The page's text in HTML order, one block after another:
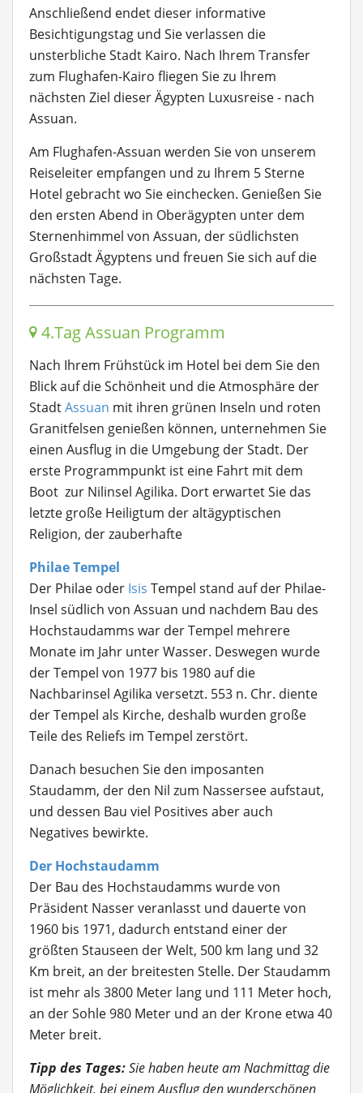
Anschließend endet dieser informative
Besichtigungstag und Sie verlassen die
unsterbliche Stadt Kairo. Nach Ihrem Transfer
zum Flughafen-Kairo fliegen Sie zu Ihrem
nächsten Ziel dieser Ägypten Luxusreise - nach
Assuan.
Am Flughafen-Assuan werden Sie von unserem
Reiseleiter empfangen und zu Ihrem 5 Sterne
Hotel gebracht wo Sie einchecken. Genießen Sie
den ersten Abend in Oberägypten unter dem
Sternenhimmel von Assuan, der südlichsten
Großstadt Ägyptens und freuen Sie sich auf die
nächsten Tage.
4.Tag Assuan Programm
Nach Ihrem Frühstück im Hotel bei dem Sie den
Blick auf die Schönheit und die Atmosphäre der
StadtAssuan mit ihren grünen Inseln und roten
Granitfelsen genießen können, unternehmen Sie
einen Ausflug in die Umgebung der Stadt. Der
erste Programmpunkt ist eine Fahrt mit dem
Boot zur Nilinsel Agilika. Dort erwartet Sie das
letzte große Heiligtum der altägyptischen
Religion, der zauberhafte
Philae Tempel
Der Philae oder Isis Tempel stand auf der Philae-
Insel südlich von Assuan und nachdem Bau des
Hochstaudamms war der Tempel mehrere
Monate im Jahr unter Wasser. Deswegen wurde
der Tempel von 1977 bis 1980 auf die
Nachbarinsel Agilika versetzt. 553 n. Chr. diente
der Tempel als Kirche, deshalb wurden große
Teile des Reliefs im Tempel zerstört.
Danach besuchen Sie den imposanten
Staudamm, der den Nil zum Nassersee aufstaut,
und dessen Bau viel Positives aber auch
Negatives bewirkte.
Der Hochstaudamm
Der Bau des Hochstaudamms wurde von
Präsident Nasser veranlasst und dauerte von
1960 bis 1971, dadurch entstand einer der
größten Stauseen der Welt, 500 km lang und 32
Km breit, an der breitesten Stelle. Der Staudamm
ist mehr als 3800 Meter lang und 111 Meter hoch,
an der Sohle 980 Meter und an der Krone etwa 40
Meter breit.
Tipp des Tages:Sie haben heute am Nachmittag die
Möglichkeit, bei einem Ausflug den wunderschönen